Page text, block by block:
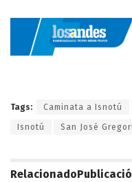
Tags: Caminata a Isnotú
Isnotú San José
Relacionado